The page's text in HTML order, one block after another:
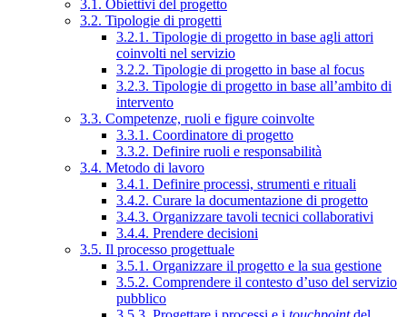
3.1. Obiettivi del progetto
3.2. Tipologie di progetti
3.2.1. Tipologie di progetto in base agli attori
coinvolti nel servizio
3.2.2. Tipologie di progetto in base al focus
3.2.3. Tipologie di progetto in base all’ambito di
intervento
3.3. Competenze, ruoli e figure coinvolte
3.3.1. Coordinatore di progetto
3.3.2. Definire ruoli e responsabilità
3.4. Metodo di lavoro
3.4.1. Definire processi, strumenti e rituali
3.4.2. Curare la documentazione di progetto
3.4.3. Organizzare tavoli tecnici collaborativi
3.4.4. Prendere decisioni
3.5. Il processo progettuale
3.5.1. Organizzare il progetto e la sua gestione
3.5.2. Comprendere il contesto d’uso del servizio
pubblico